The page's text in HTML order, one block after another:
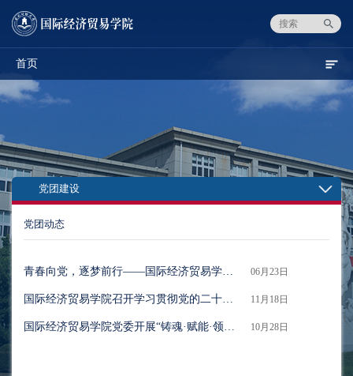
首页
党团建设
党团动态
06月23日
青春向党，逐梦前行——国际经济贸易学院开展 毕业生党员专题党课
11月18日
国际经济贸易学院召开学习贯彻党的二十届四中全会精神 暨课程思政集体备课会
10月28日
国际经济贸易学院党委开展“铸魂·赋能·领航：构建党建引领青年教师成长共同体”主题党日活动